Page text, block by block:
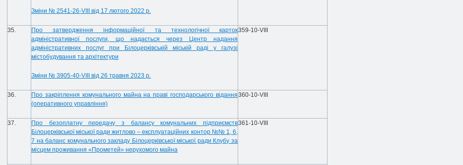
Зміни № 2541-26-VIII від 17 лютого 2022 р.
35.
Про затвердження інформаційної та технологічної карток
адміністративної послуги, що надається через Центр надання
адміністративних послуг при Білоцерківській міській раді у галузі
містобудування та архітектури
Зміни № 3905-40-VIII від 26 травня 2023 р.
359-10-VIIІ
36.
Про закріплення комунального майна на праві господарського відання
(оперативного управління)
360-10-VIIІ
37.
Про безоплатну передачу з балансу комунальних підприємств
Білоцерківської міської ради житлово – експлуатаційних контор №№ 1, 6,
7 на баланс комунального закладу Білоцерківської міської ради Клубу за
місцем проживання «Прометей» нерухомого майна
361-10-VIIІ